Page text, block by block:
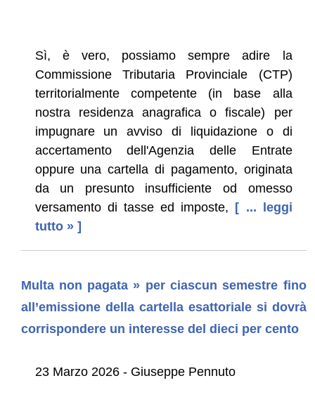
Sì, è vero, possiamo sempre adire la
Commissione Tributaria Provinciale (CTP)
territorialmente competente (in base alla
nostra residenza anagrafica o fiscale) per
impugnare un avviso di liquidazione o di
accertamento dell'Agenzia delle Entrate
oppure una cartella di pagamento, originata
da un presunto insufficiente od omesso
versamento di tasse ed imposte, [ ... leggi
tutto » ]
Multa non pagata » per ciascun semestre fino
all’emissione della cartella esattoriale si dovrà
corrispondere un interesse del dieci per cento
23 Marzo 2026 - Giuseppe Pennuto